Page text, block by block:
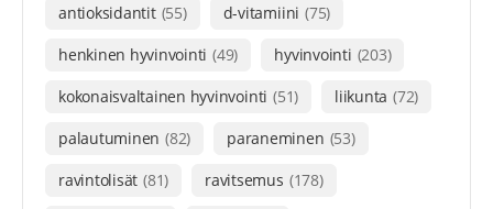
antioksidantit (55) d-vitamiini (75)
henkinen hyvinvointi (49) hyvinvointi (203)
kokonaisvaltainen hyvinvointi (51) liikunta (72)
palautuminen (82) paraneminen (53)
ravintolisät (81) ravitsemus (178)